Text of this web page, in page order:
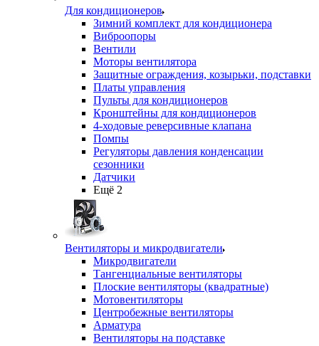
Для кондиционеров
Зимний комплект для кондиционера
Виброопоры
Вентили
Моторы вентилятора
Защитные ограждения, козырьки, подставки
Платы управления
Пульты для кондиционеров
Кронштейны для кондиционеров
4-ходовые реверсивные клапана
Помпы
Регуляторы давления конденсации
сезонники
Датчики
Ещё 2
Вентиляторы и микродвигатели
Микродвигатели
Тангенциальные вентиляторы
Плоские вентиляторы (квадратные)
Мотовентиляторы
Центробежные вентиляторы
Арматура
Вентиляторы на подставке